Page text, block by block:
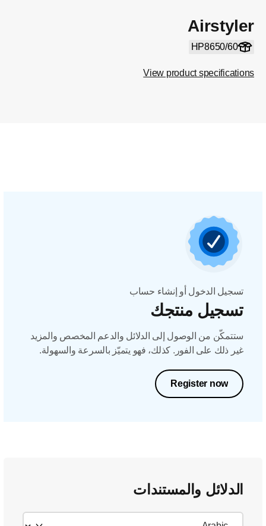
Airstyler
HP8650/60
View product specifications
تسجيل الدخول أو إنشاء حساب
تسجيل منتجك
ستتمكّن من الوصول إلى الدلائل والدعم المخصص والمزيد
غير ذلك على الفور. كذلك، فهو يتميّز بالسرعة والسهولة.
Register now
الدلائل والمستندات